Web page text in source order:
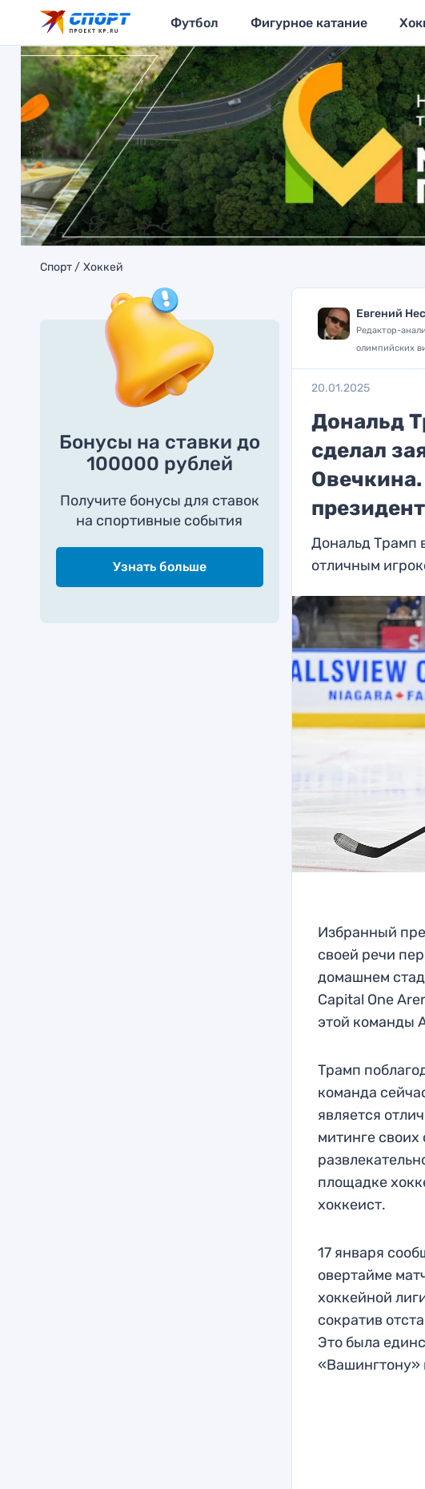
Футбол Фигурное катание
Спорт Хоккей
Бонусы на ставки до
100000 рублей
Получите бонусы для ставок
на спортивные события
Узнать больше
Евгений
Редактор-
олимпийских
20.01.2025
Дональд
сделал
Дональд Трамп
отличным
Избранный
своей речи
домашнем
Capital One
этой команды
Трамп
команда
является
митинге
площадке
хоккеист.
17 января
овертайме
хоккейной
сократив
Это была
«Вашингтону»